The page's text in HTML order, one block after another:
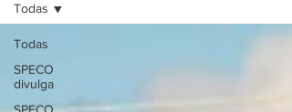
Todas
SPECO
divulga
Todas